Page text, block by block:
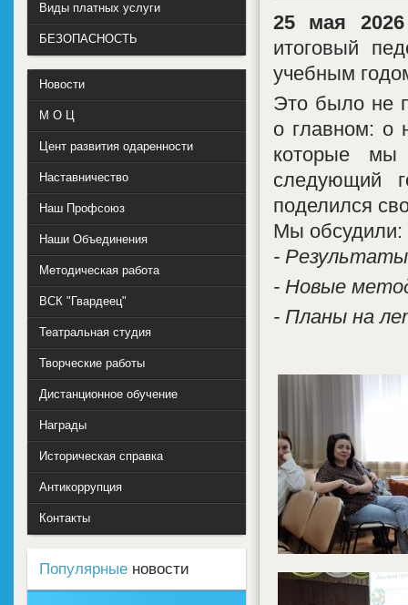
25 мая
итоговый
учебным
Это было не
о главном: о
которые мы
следующий
поделился
Мы обсудили:
- Результаты
- Новые
- Планы на
Виды платных услуги
БЕЗОПАСНОСТЬ
Новости
М О Ц
Цент развития одаренности
Наставничество
Наш Профсоюз
Наши Объединения
Методическая работа
ВСК "Гвардеец"
Театральная студия
Творческие работы
Дистанционное обучение
Награды
Историческая справка
Антикоррупция
Контакты
Популярные новости